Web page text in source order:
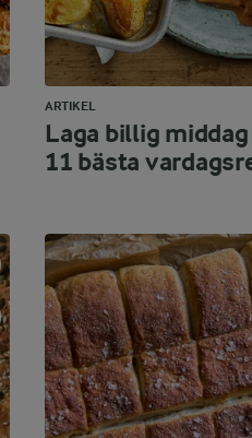
ARTIKEL
Laga billig
11 bästa